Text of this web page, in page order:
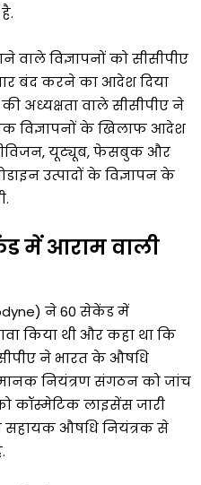
वाले विज्ञापनों को सीसीपीए
बंद करने का आदेश दिया
अध्यक्षता वाले सीसीपीए ने
विज्ञापनों के खिलाफ आदेश
यूट्यूब, फेसबुक और
उत्पादों के विज्ञापन के
में आराम वाली
ने 60 सेकेंड में
किया थी और कहा था कि
ने भारत के औषधि
नियंत्रण संगठन को जांच
कॉस्मेटिक लाइसेंस जारी
सहायक औषधि नियंत्रक से